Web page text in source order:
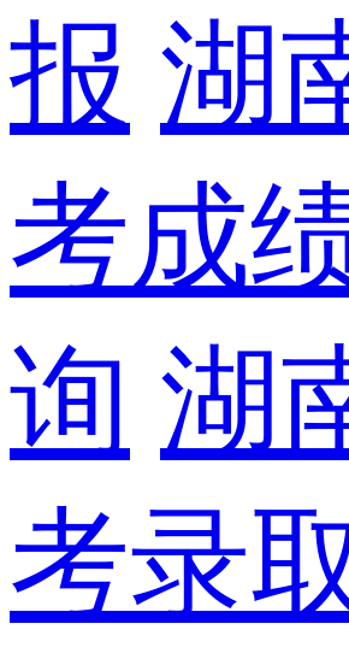
报 湖
考成
询 湖
考录